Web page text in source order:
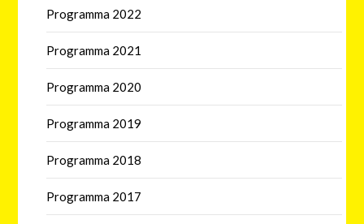
Programma 2022
Programma 2021
Programma 2020
Programma 2019
Programma 2018
Programma 2017